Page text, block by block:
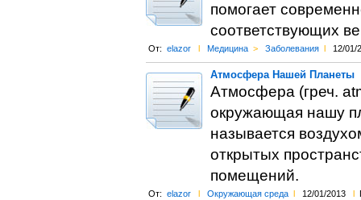
помогает
соответствующих
От: elazor l Медицина > Заболевания l 12/01/
Атмосфера Нашей Планеты
Атмосфера (греч.
окружающая нашу
называется
открытых
помещений.
От: elazor l Окружающая среда l 12/01/2013 l